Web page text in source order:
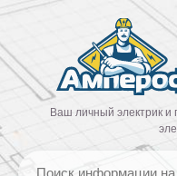
Ваш личный электрик и